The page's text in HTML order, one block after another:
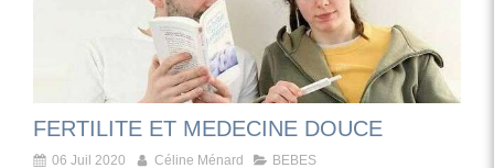
FERTILITE ET MEDECINE DOUCE
06 Juil 2020 Céline Ménard BEBES